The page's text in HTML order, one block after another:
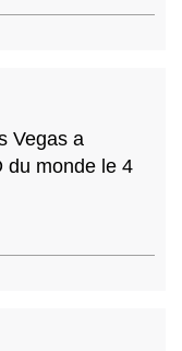
Vegas a
du monde le 4